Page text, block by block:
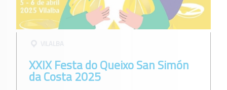
XXIX Festa do Queixo San Simón
da Costa 2025